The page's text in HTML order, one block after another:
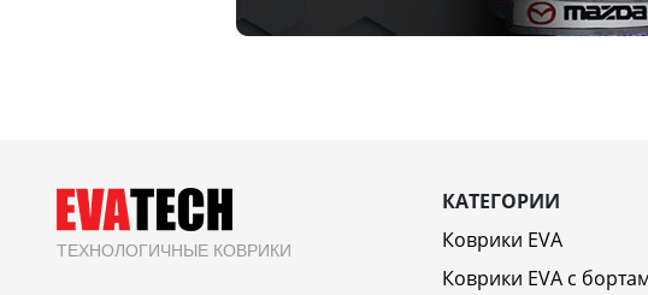
ТЕХНОЛОГИЧНЫЕ КОВРИКИ
КАТЕГОРИИ
Коврики EVA
Коврики EVA c